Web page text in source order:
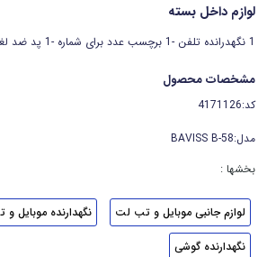
لوازم داخل بسته
1 نگهدرانده تلفن -1 برچسب عدد برای شماره -1 پد ضد لغزش-2 خوشبو کننده
مشخصات محصول
کد:4171126
مدل:BAVISS B-58
بخشها :
لوازم جانبی موبایل و تب لت
نگهدارنده موبایل
نگهدارنده گوشی